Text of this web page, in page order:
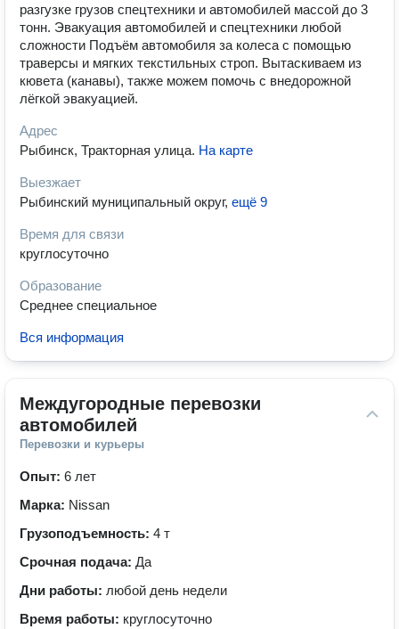
разгузке грузов спецтехники и автомобилей массой до 3
тонн. Эвакуация автомобилей и спецтехники любой
сложности Подъём автомобиля за колеса с помощью
траверсы и мягких текстильных строп. Вытаскиваем из
кювета (канавы), также можем помочь с внедорожной
лёгкой эвакуацией.
Адрес
Рыбинск, Тракторная улица. На карте
Выезжает
Рыбинский муниципальный округ, ещё 9
Время для связи
круглосуточно
Образование
Среднее специальное
Вся информация
Междугородные перевозки
автомобилей
Перевозки и курьеры
Опыт: 6 лет
Марка: Nissan
Грузоподъемность: 4 т
Срочная подача: Да
Дни работы: любой день недели
Время работы: круглосуточно